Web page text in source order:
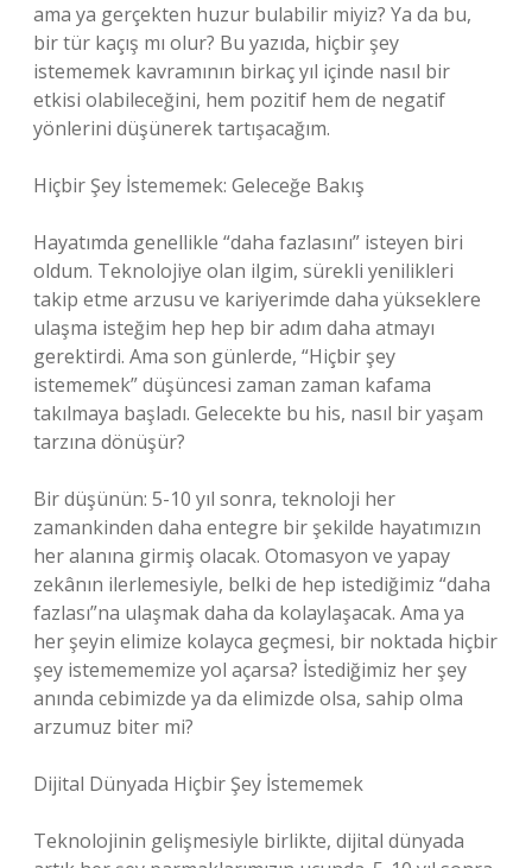
ama ya gerçekten huzur bulabilir miyiz? Ya da bu,
bir tür kaçış mı olur? Bu yazıda, hiçbir şey
istememek kavramının birkaç yıl içinde nasıl bir
etkisi olabileceğini, hem pozitif hem de negatif
yönlerini düşünerek tartışacağım.
Hiçbir Şey İstememek: Geleceğe Bakış
Hayatımda genellikle “daha fazlasını” isteyen biri
oldum. Teknolojiye olan ilgim, sürekli yenilikleri
takip etme arzusu ve kariyerimde daha yükseklere
ulaşma isteğim hep hep bir adım daha atmayı
gerektirdi. Ama son günlerde, “Hiçbir şey
istememek” düşüncesi zaman zaman kafama
takılmaya başladı. Gelecekte bu his, nasıl bir yaşam
tarzına dönüşür?
Bir düşünün: 5-10 yıl sonra, teknoloji her
zamankinden daha entegre bir şekilde hayatımızın
her alanına girmiş olacak. Otomasyon ve yapay
zekânın ilerlemesiyle, belki de hep istediğimiz “daha
fazlası”na ulaşmak daha da kolaylaşacak. Ama ya
her şeyin elimize kolayca geçmesi, bir noktada hiçbir
şey istemememize yol açarsa? İstediğimiz her şey
anında cebimizde ya da elimizde olsa, sahip olma
arzumuz biter mi?
Dijital Dünyada Hiçbir Şey İstememek
Teknolojinin gelişmesiyle birlikte, dijital dünyada